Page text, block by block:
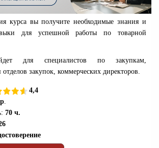
курса вы получите необходимые знания и
для успешной работы по товарной
для специалистов по закупкам,
отделов закупок, коммерческих директоров.
4,4
70 ч.